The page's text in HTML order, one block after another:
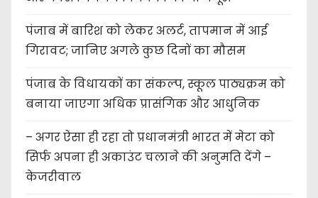
पंजाब में बारिश को लेकर अलर्ट, तापमान में आई
गिरावट; जानिए अगले कुछ दिनों का मौसम
पंजाब के विधायकों का संकल्प, स्कूल पाठ्यक्रम को
बनाया जाएगा अधिक प्रासंगिक और आधुनिक
– अगर ऐसा ही रहा तो प्रधानमंत्री भारत में मेटा को
सिर्फ अपना ही अकाउंट चलाने की अनुमति देंगे –
केजरीवाल